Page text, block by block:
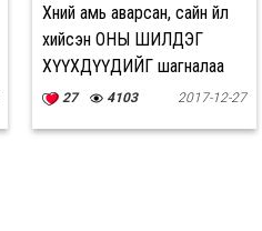
Хүний амь аварсан, сайн үйл
хийсэн ОНЫ ШИЛДЭГ
ХҮҮХДҮҮДИЙГ шагналаа
27 4103 2017-12-27